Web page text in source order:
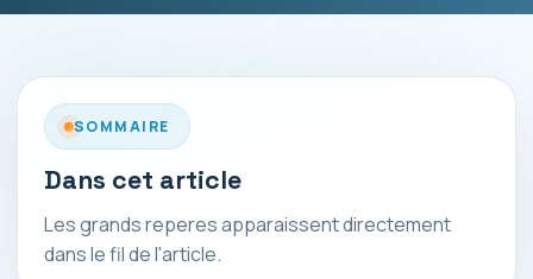
SOMMAIRE
Dans cet article
Les grands reperes apparaissent directement
dans le fil de l'article.